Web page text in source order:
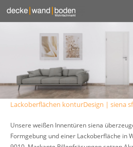
Lackoberflächen konturDesign | siena
Unsere weißen Innentüren siena
Formgebung und einer Lackoberfläche in